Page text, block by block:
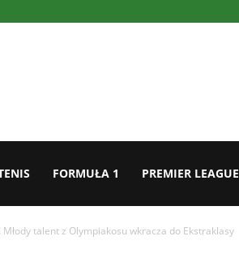
FORMUŁA 1 PREMIER LEAGUE
talent z Olympiakosu wkracza do Ekstraklasy